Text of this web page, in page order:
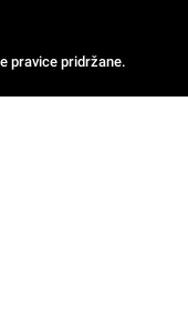
pravice pridržane.